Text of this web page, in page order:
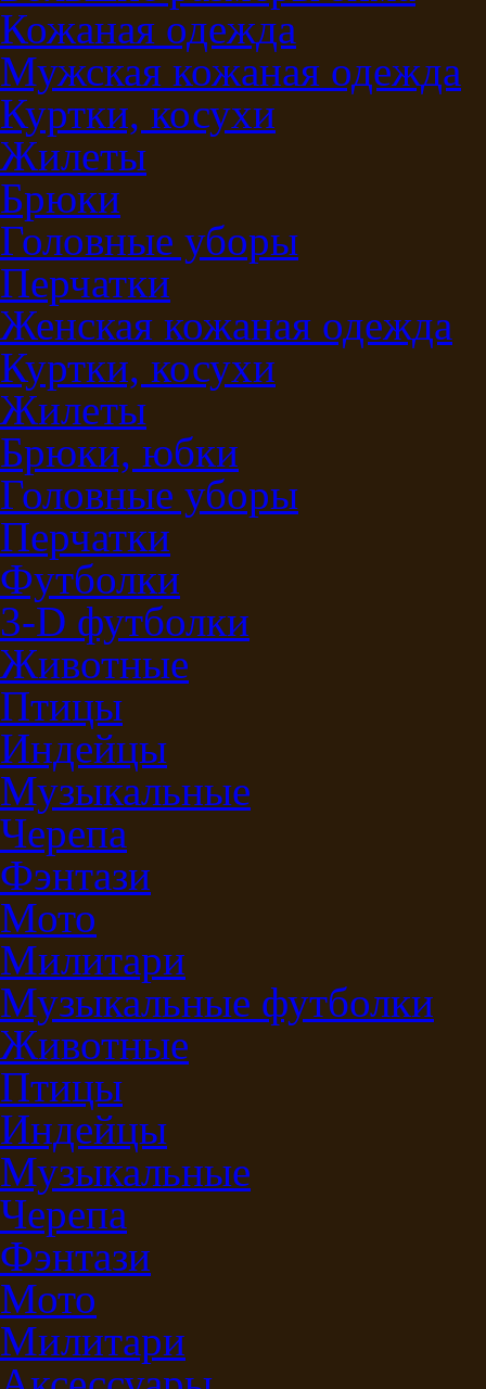
Кожаная одежда
Мужская кожаная одежда
Куртки, косухи
Жилеты
Брюки
Головные уборы
Перчатки
Женская кожаная одежда
Куртки, косухи
Жилеты
Брюки, юбки
Головные уборы
Перчатки
Футболки
3-D футболки
Животные
Птицы
Индейцы
Музыкальные
Черепа
Фэнтази
Мото
Милитари
Музыкальные футболки
Животные
Птицы
Индейцы
Музыкальные
Черепа
Фэнтази
Мото
Милитари